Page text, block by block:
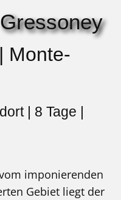
| 8 Tage
Monte-
| 8 Tage |
imponierenden
Gebiet liegt der